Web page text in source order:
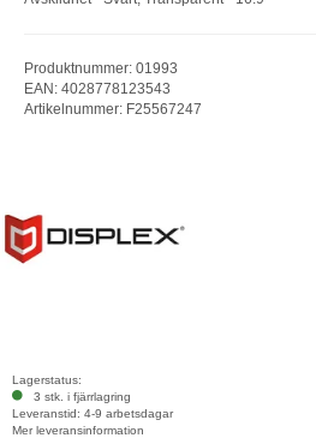
Produktnummer: 01993
EAN: 4028778123543
Artikelnummer: F25567247
Lagerstatus:
3 stk. i fjärrlagring
Leveranstid: 4-9 arbetsdagar
Mer leveransinformation